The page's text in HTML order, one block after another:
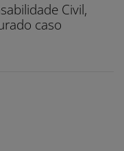
Civil,
caso